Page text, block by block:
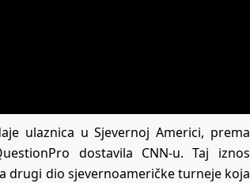
ulaznica u Sjevernoj Americi, prema
dostavila CNN-u. Taj iznos
drugi dio sjevernoameričke turneje koja